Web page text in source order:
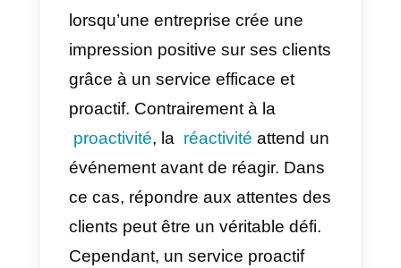
Ainsi, le marché est devenu plus
concurrentiel pour la plupart des
entreprises et le fait d’apporter
deschangements à leur
soutien à la
peut devenir un avantage
concurrentiel pour l’emporter sur